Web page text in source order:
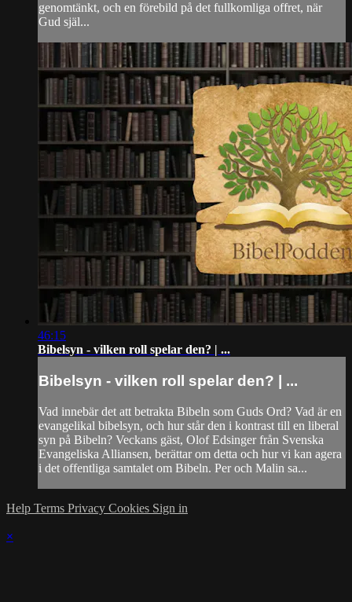
genomtänkt, och en förebild på det fullkomliga offret, när
Gud själ...
46:15
Bibelsyn - vilken roll spelar den? | ...
Bibelsyn - vilken roll spelar den? | ...
Vad innebär det att betrakta Bibeln som Guds Ord? Vad är en
evangelikal bibelsyn, och hur står den i kontrast till en liberal
syn på Bibeln? Veckans gäst, Olof Edsinger från Svenska
Evangeliska Alliansen, berättar om detta och hur vi kan agera
i det offentliga samtalet om Bibeln. Per och Malin sa...
Help Terms Privacy Cookies Sign in
×